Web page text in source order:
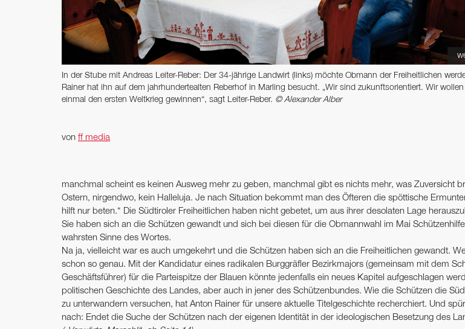
In der Stube mit Andreas Leiter-Reber: Der 34-jährige Landwirt (links) möchte Obmann der Freiheitlichen
Rainer hat ihn auf dem jahrhundertealten Reberhof in Marling besucht. „Wir sind zukunftsorientiert. Wir
einmal den ersten Weltkrieg gewinnen“, sagt Leiter-Reber. © Alexander Alber
von ff media
manchmal scheint es keinen Ausweg mehr zu geben, manchmal gibt es nichts mehr, was Zuversicht
Ostern, nirgendwo, kein Halleluja. Je nach Situation bekommt man des Öfteren die spöttische
hilft nur beten.“ Die Südtiroler Freiheitlichen haben nicht gebetet, um aus ihrer desolaten Lage
Sie haben sich an die Schützen gewandt und sich bei diesen für die Obmannwahl im Mai
wahrsten Sinne des Wortes.
Na ja, vielleicht war es auch umgekehrt und die Schützen haben sich an die Freiheitlichen gewandt.
schon so genau. Mit der Kandidatur eines radikalen Burggräfler Bezirkmajors (gemeinsam mit dem
Geschäftsführer) für die Parteispitze der Blauen könnte jedenfalls ein neues Kapitel aufgeschlagen
politischen Geschichte des Landes, aber auch in jener des Schützenbundes. Wie die Schützen die
zu unterwandern versuchen, hat Anton Rainer für unsere aktuelle Titelgeschichte recherchiert. Und
nach: Endet die Suche der Schützen nach der eigenen Identität in der ideologischen Besetzung des